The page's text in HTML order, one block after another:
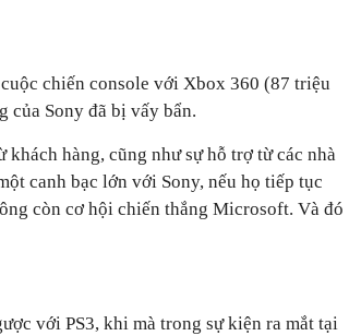
chiến console với Xbox 360 (87 triệu
của Sony đã bị vấy bẩn.
hàng, cũng như sự hỗ trợ từ các nhà
canh bạc lớn với Sony, nếu họ tiếp tục
còn cơ hội chiến thắng Microsoft. Và đó
với PS3, khi mà trong sự kiện ra mắt tại